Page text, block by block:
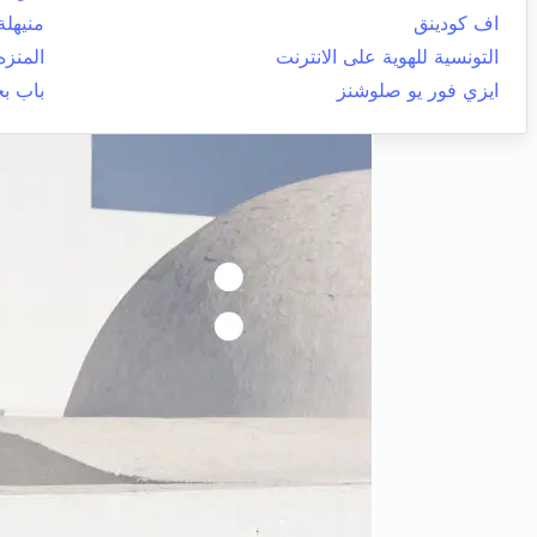
اف كودينق
التونسية للهوية على الانترنت
ايزي فور يو صلوشنز
باب